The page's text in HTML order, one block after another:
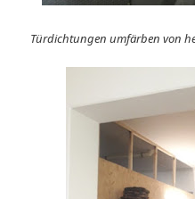
Türdichtungen umfärben von